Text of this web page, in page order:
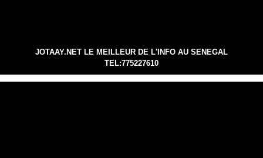
JOTAAY.NET LE MEILLEUR DE L'INFO AU SENEGAL
TEL:775227610